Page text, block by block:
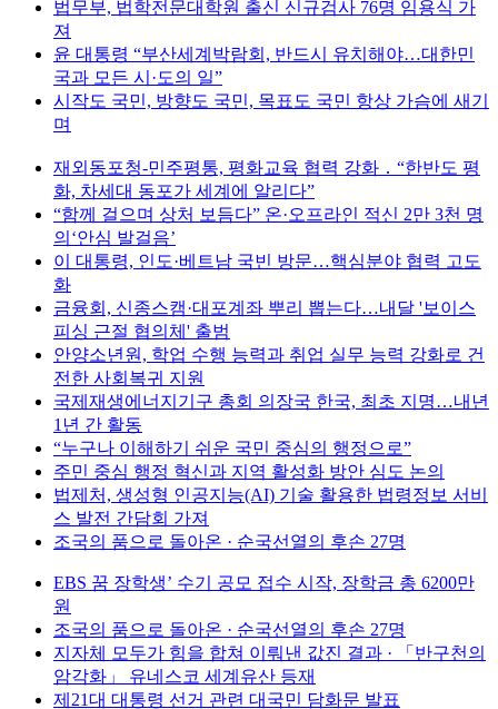
법무부, 법학전문대학원 출신 신규검사 76명 임용식 가
져
윤 대통령 “부산세계박람회, 반드시 유치해야…대한민
국과 모든 시·도의 일”
시작도 국민, 방향도 국민, 목표도 국민 항상 가슴에 새기
며
재외동포청-민주평통, 평화교육 협력 강화 ․ “한반도 평
화, 차세대 동포가 세계에 알리다”
“함께 걸으며 상처 보듬다” 온·오프라인 적신 2만 3천 명
의‘안심 발걸음’
이 대통령, 인도·베트남 국빈 방문…핵심분야 협력 고도
화
금융회, 신종스캠·대포계좌 뿌리 뽑는다…내달 '보이스
피싱 근절 협의체' 출범
안양소년원, 학업 수행 능력과 취업 실무 능력 강화로 건
전한 사회복귀 지원
국제재생에너지기구 총회 의장국 한국, 최초 지명…내년
1년 간 활동
“누구나 이해하기 쉬운 국민 중심의 행정으로”
주민 중심 행정 혁신과 지역 활성화 방안 심도 논의
법제처, 생성형 인공지능(AI) 기술 활용한 법령정보 서비
스 발전 간담회 가져
조국의 품으로 돌아온 · 순국선열의 후손 27명
EBS 꿈 장학생’ 수기 공모 접수 시작, 장학금 총 6200만
원
조국의 품으로 돌아온 · 순국선열의 후손 27명
지자체 모두가 힘을 합쳐 이뤄낸 값진 결과 · 「반구천의
암각화」 유네스코 세계유산 등재
제21대 대통령 선거 관련 대국민 담화문 발표